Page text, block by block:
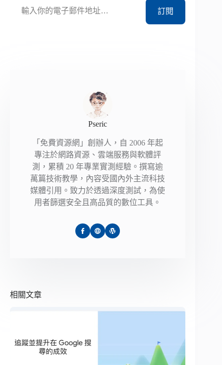
訂閱
Pseric
「免費資源網」創辦人，自 2006 年起
專注於網路資源、雲端服務與軟體評
測，累積 20 年專業實測經驗。撰寫逾
萬篇技術教學，內容受國內外主流科技
媒體引用。致力於透過深度測試，為使
用者篩選安全且高品質的數位工具。
相關文章